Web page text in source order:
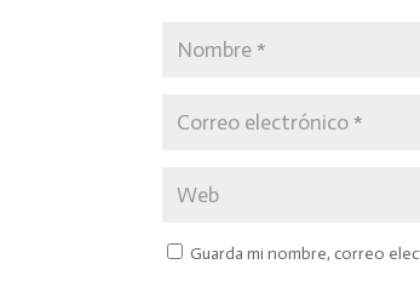
Guarda mi nombre, correo